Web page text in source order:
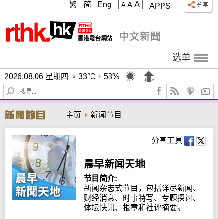
APPS
A A A
繁 简 Eng
选单
2026.08.06 星期四 33°C
58%
S
e
r
c
h
主页 新闻节目
分享工具
晨早新闻天地
节目简介:
新闻杂志式节目，包括详尽新闻、
财经消息、时事特写、专题探讨、
体坛快讯、报章和社评摘要。